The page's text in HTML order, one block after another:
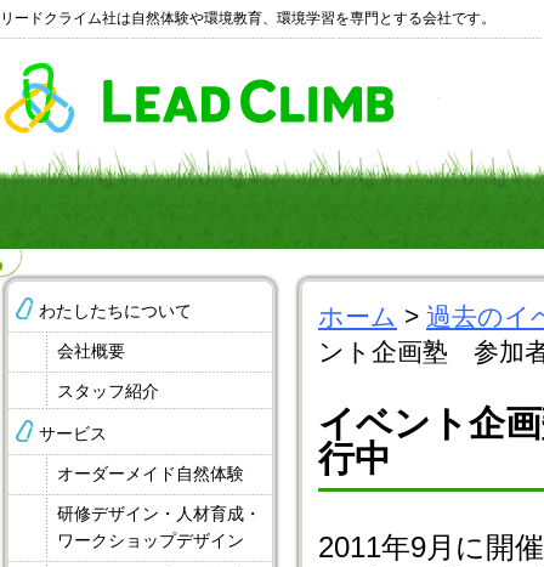
リードクライム社は自然体験や環境教育、環境学習を専門とする会社です。
ホーム > 過去のイ
ント企画塾 参加
イベント企
行中
2011年9月に開
わたしたちについて
会社概要
スタッフ紹介
サービス
オーダーメイド自然体験
研修デザイン・人材育成・
ワークショップデザイン